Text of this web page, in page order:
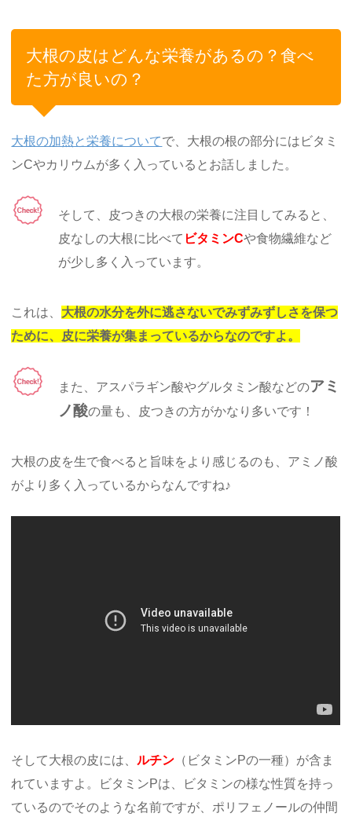
大根の皮はどんな栄養があるの？食べ
た方が良いの？
大根の加熱と栄養についてで、大根の根の部分にはビタミ
ンCやカリウムが多く入っているとお話しました。
そして、皮つきの大根の栄養に注目してみると、
皮なしの大根に比べて ビタミンCや食物繊維など
が少し多く入っています。
これは、 大根の水分を外に逃さないでみずみずしさを保つ
ために、皮に栄養が集まっているからなのですよ。
また、アスパラギン酸やグルタミン酸などのアミ
ノ酸の量も、皮つきの方がかなり多いです！
大根の皮を生で食べると旨味をより感じるのも、アミノ酸
がより多く入っているからなんですね♪
そして大根の皮には、 ルチン （ビタミンPの一種）が含ま
れていますよ。ビタミンPは、ビタミンの様な性質を持っ
ているのでそのような名前ですが、ポリフェノールの仲間